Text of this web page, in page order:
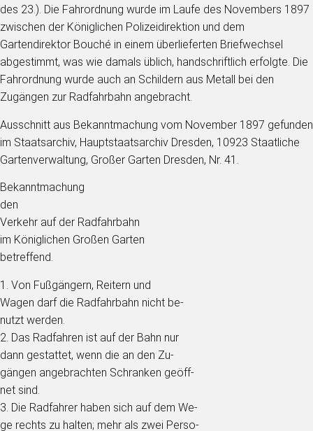
des 23.). Die Fahrordnung wurde im Laufe des Novembers 1897
zwischen der Königlichen Polizeidirektion und dem
Gartendirektor Bouché in einem überlieferten Briefwechsel
abgestimmt, was wie damals üblich, handschriftlich erfolgte. Die
Fahrordnung wurde auch an Schildern aus Metall bei den
Zugängen zur Radfahrbahn angebracht.
Ausschnitt aus Bekanntmachung vom November 1897 gefunden
im Staatsarchiv, Hauptstaatsarchiv Dresden, 10923 Staatliche
Gartenverwaltung, Großer Garten Dresden, Nr. 41.
Bekanntmachung
den
Verkehr auf der Radfahrbahn
im Königlichen Großen Garten
betreffend.
1. Von Fußgängern, Reitern und
Wagen darf die Radfahrbahn nicht be-
nutzt werden.
2. Das Radfahren ist auf der Bahn nur
dann gestattet, wenn die an den Zu-
gängen angebrachten Schranken geöff-
net sind.
3. Die Radfahrer haben sich auf dem We-
ge rechts zu halten; mehr als zwei Perso-